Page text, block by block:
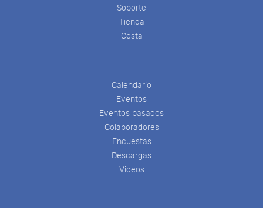
Soporte
Tienda
Cesta
Calendario
Eventos
Eventos pasados
Colaboradores
Encuestas
Descargas
Videos